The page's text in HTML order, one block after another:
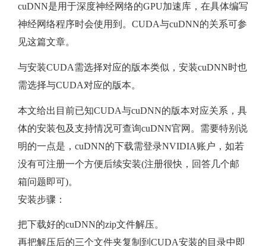
cuDNN是用于深度神经网络的GPU加速库，在具体编写
神经网络程序时会使用到。CUDA与cuDNN的关系可参
见这篇文章。
与安装CUDA需选择对应的版本类似，安装cuDNN时也
需选择与CUDA对应的版本。
本文给出目前已知CUDA与cuDNN的版本对应关系，具
体的安装包及支持情况可查询cuDNN官网。需要特别说
明的一点是，cuDNN的下载需登录NVIDIA账户，如若
没有可注册一个方便后续安装(注册很快，回答几个邮
箱问题即可)。
安装步骤：
把下载好的cuDNN的zip文件解压。
再把解压后的三个文件夹复制到CUDA安装的目录中即